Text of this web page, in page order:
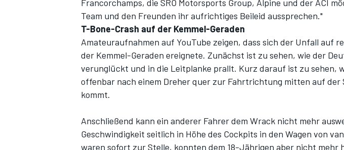
Francorchamps, die SRO Motorsports Group, Alpine und der ACI
Team und den Freunden ihr aufrichtiges Beileid aussprechen."
T-Bone-Crash auf der Kemmel-Geraden
Amateuraufnahmen auf YouTube zeigen, dass sich der Unfall auf
der Kemmel-Geraden ereignete. Zunächst ist zu sehen, wie der
verunglückt und in die Leitplanke prallt. Kurz darauf ist zu sehen,
offenbar nach einem Dreher quer zur Fahrtrichtung mitten auf der
kommt.
Anschließend kann ein anderer Fahrer dem Wrack nicht mehr
Geschwindigkeit seitlich in Höhe des Cockpits in den Wagen von
waren sofort zur Stelle, konnten dem 18-Jährigen aber nicht mehr